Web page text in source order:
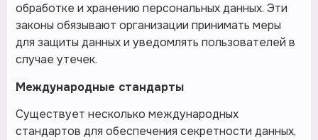
обработке и хранению персональных данных. Эти
законы обязывают организации принимать меры
для защиты данных и уведомлять пользователей в
случае утечек.
Международные стандарты
Существует несколько международных
стандартов для обеспечения секретности данных,